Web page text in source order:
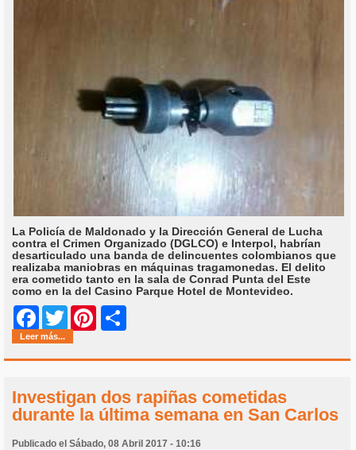
La Policía de Maldonado y la Dirección General de Lucha
contra el Crimen Organizado (DGLCO) e Interpol, habrían
desarticulado una banda de delincuentes colombianos que
realizaba maniobras en máquinas tragamonedas. El delito
era cometido tanto en la sala de Conrad Punta del Este
como en la del Casino Parque Hotel de Montevideo.
Facebook
Twitter Pinterest
Leer más...
Investigan dos rapiñas cometidas
durante la última semana en San Carlos
Publicado el Sábado, 08 Abril 2017 - 10:16